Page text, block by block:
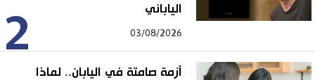
2
الياباني
03/08/2026
أزمة صامتة في اليابان.. لماذا